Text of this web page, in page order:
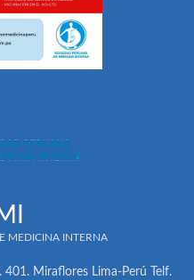
MEDICINA INTERNA
Miraflores Lima-Perú Telf.